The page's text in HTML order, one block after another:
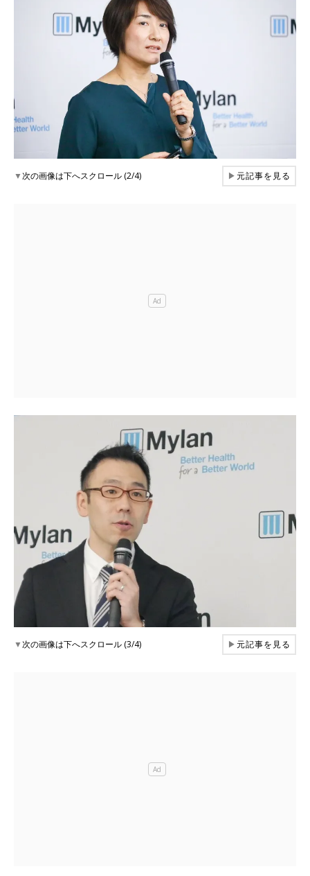
▼次の画像は下へスクロール (2/4) ▶元記事を見る
▼次の画像は下へスクロール (3/4) ▶元記事を見る